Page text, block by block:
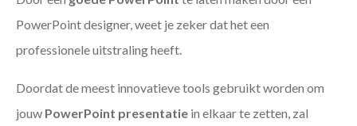
PowerPoint designer, weet je zeker dat het een
professionele uitstraling heeft.
Doordat de meest innovatieve tools gebruikt worden om
jouw PowerPoint presentatie in elkaar te zetten, zal